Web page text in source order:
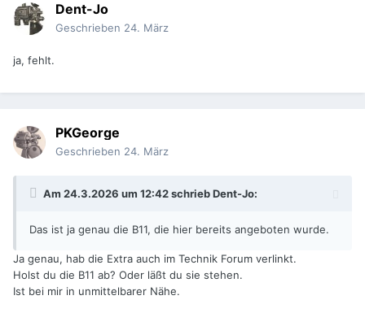
Dent-Jo
Geschrieben 24. März
ja, fehlt.
PKGeorge
Geschrieben 24. März
Am 24.3.2026 um 12:42 schriebDent-Jo:
Das ist ja genau die B11, die hier bereits angeboten wurde.
Ja genau, hab die Extra auch im Technik Forum verlinkt.
Holst du die B11 ab? Oder läßt du sie stehen.
Ist bei mir in unmittelbarer Nähe.